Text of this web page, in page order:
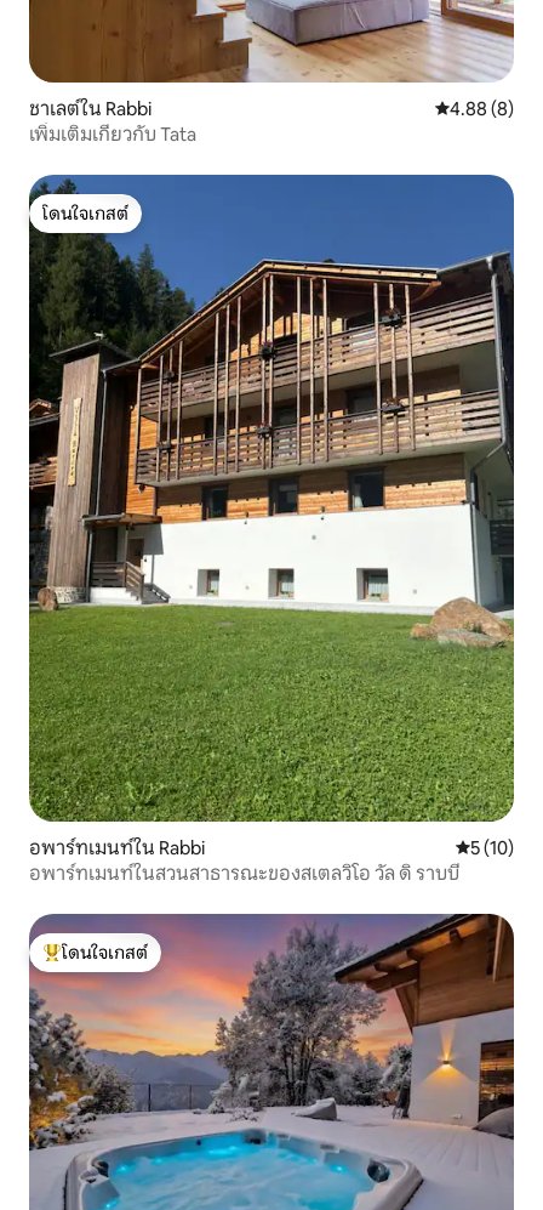
ชาเลต์ใน Rabbi คะแนนเฉลี่ย
4.88 (8)
เพิ่มเติมเกี่ยวกับ Tata
โดนใจเกสต์
โดนใจเกสต์
อพาร์ทเมนท์ใน Rabbi คะแนนเฉลี่
5 (10)
อพาร์ทเมนท์ในสวนสาธารณะของสเตลวิโอ วัล ดิ ราบบี
โดนใจเกสต์ที่สุด
โดนใจเกสต์